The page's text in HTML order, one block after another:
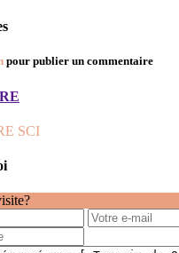
pour publier un commentaire
SCI